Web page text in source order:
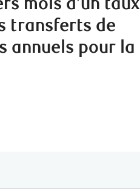
transferts de
annuels pour la